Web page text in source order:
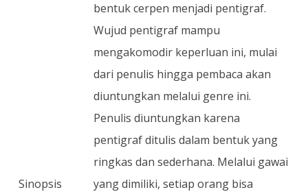
Sinopsis
bentuk cerpen menjadi pentigraf.
Wujud pentigraf mampu
mengakomodir keperluan ini, mulai
dari penulis hingga pembaca akan
diuntungkan melalui genre ini.
Penulis diuntungkan karena
pentigraf ditulis dalam bentuk yang
ringkas dan sederhana. Melalui gawai
yang dimiliki, setiap orang bisa